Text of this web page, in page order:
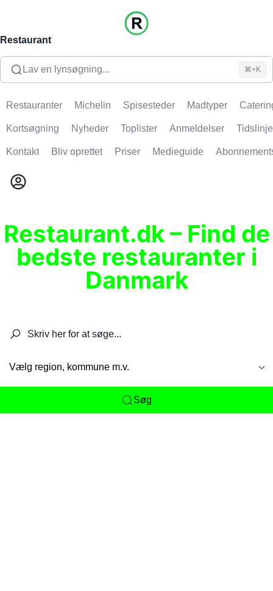
Restaurant
Lav en lynsøgning... ⌘+K
Restauranter Michelin Spisesteder Madtyper
Kortsøgning Nyheder Toplister Anmeldelser Tidslinje
Kontakt Bliv oprettet Priser Medieguide
Restaurant.dk – Find de
bedste restauranter i
Danmark
Vælg region, kommune m.v.
Søg